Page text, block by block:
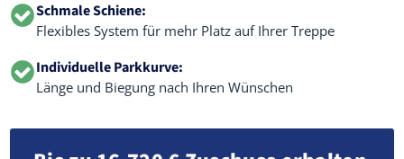
Schmale Schiene:
Flexibles System für mehr Platz auf Ihrer Treppe
Individuelle Parkkurve:
Länge und Biegung nach Ihren Wünschen